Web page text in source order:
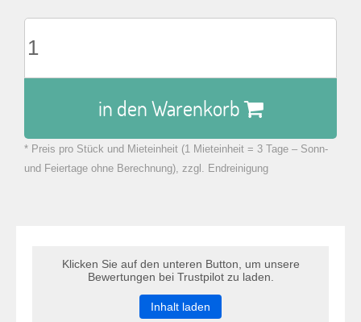
in den Warenkorb
zu Warenkorb hinzugefügt.
* Preis pro Stück und Mieteinheit (1 Mieteinheit = 3 Tage – Sonn-
und Feiertage ohne Berechnung), zzgl. Endreinigung
Klicken Sie auf den unteren Button, um unsere
Bewertungen bei Trustpilot zu laden.
Inhalt laden